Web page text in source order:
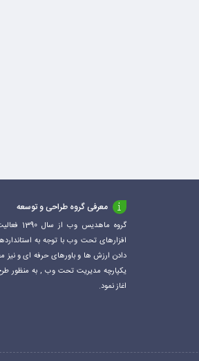
معرفی گروه طراحی و توسعه
گروه
افزارهای تحت وب با توجه به
دادن ارزش ها و باورهای حرفه ای و
یکپارچه مدیریت تحت وب , به منظور
اغاز نمود.